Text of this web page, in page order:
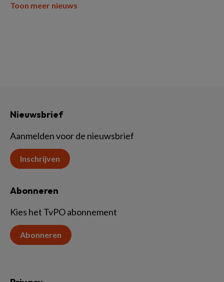
Toon meer nieuws
Nieuwsbrief
Aanmelden voor de nieuwsbrief
Inschrijven
Abonneren
Kies het TvPO abonnement
Abonneren